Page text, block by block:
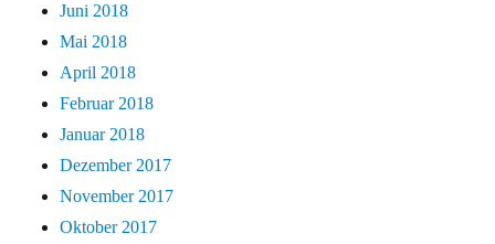
Juni 2018
Mai 2018
April 2018
Februar 2018
Januar 2018
Dezember 2017
November 2017
Oktober 2017